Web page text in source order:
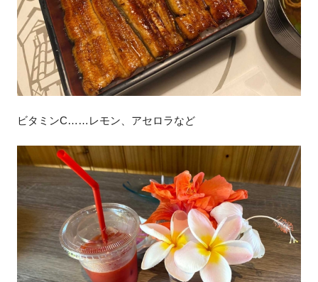
ビタミンC……レモン、アセロラなど